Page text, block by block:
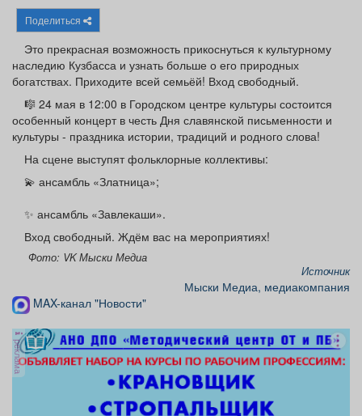
Товары Поздравления Погода
ТВ программа Я - пенсионер
Поделиться
Это прекрасная возможность прикоснуться к культурному
наследию Кузбасса и узнать больше о его природных
богатствах. Приходите всей семьёй! Вход свободный.
🎼 24 мая в 12:00 в Городском центре культуры состоится
особенный концерт в честь Дня славянской письменности и
культуры - праздника истории, традиций и родного слова!
На сцене выступят фольклорные коллективы:
💫 ансамбль «Златница»;
✨ ансамбль «Завлекаши».
Вход свободный. Ждём вас на мероприятиях!
Фото: VK Мыски Медиа
Источник
Мыски Медиа, медиакомпания
MAX-канал "Новости"
реклама